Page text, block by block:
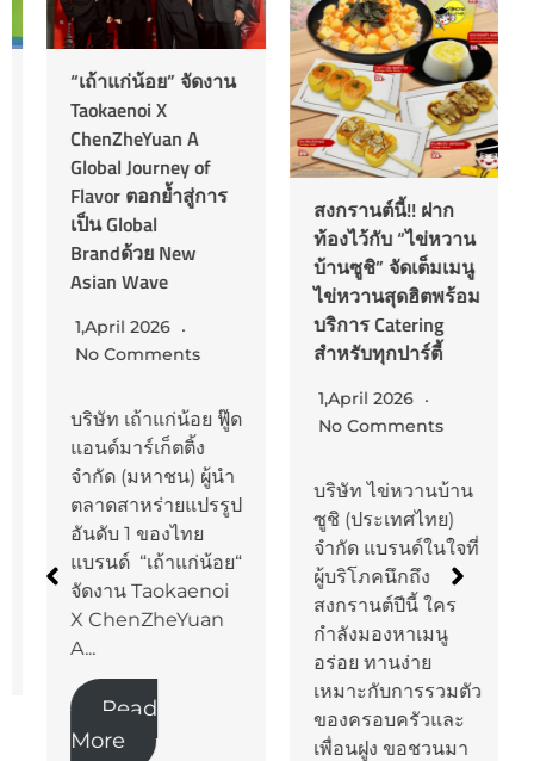
“เถ้าแก่น้อย” จัดงาน
Taokaenoi X
ChenZheYuan A
Global Journey of
Flavor ตอกย้ำสู่การ
เป็น Global
Brandด้วย New
Asian Wave
1,April 2026
No Comments
บริษัท เถ้าแก่น้อย ฟู๊ด
แอนด์มาร์เก็ตติ้ง
จำกัด (มหาชน) ผู้นำ
ตลาดสาหร่ายแปรรูป
อันดับ 1 ของไทย
แบรนด์ “เถ้าแก่น้อย“
จัดงาน Taokaenoi
X ChenZheYuan
A...
Read
More
สงกรานต์นี้!! ฝาก
ท้องไว้กับ “ไข่หวาน
บ้านซูชิ” จัดเต็มเมนู
ไข่หวานสุดฮิตพร้อม
บริการ Catering
สำหรับทุกปาร์ตี้
1,April 2026
No Comments
บริษัท ไข่หวานบ้าน
ซูชิ (ประเทศไทย)
จำกัด แบรนด์ในใจที่
ผู้บริโภคนึกถึง
สงกรานต์ปีนี้ ใคร
กำลังมองหาเมนู
อร่อย ทานง่าย
เหมาะกับการรวมตัว
ของครอบครัวและ
เพื่อนฝูง ขอชวนมา